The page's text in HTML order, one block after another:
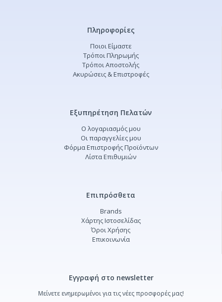
Πληροφορίες
Ποιοι Είμαστε
Τρόποι Πληρωμής
Τρόποι Αποστολής
Ακυρώσεις & Επιστροφές
Εξυπηρέτηση Πελατών
Ο λογαριασμός μου
Οι παραγγελίες μου
Φόρμα Επιστροφής Προϊόντων
Λίστα Επιθυμιών
Επιπρόσθετα
Brands
Χάρτης Ιστοσελίδας
Όροι Χρήσης
Επικοινωνία
Εγγραφή στο newsletter
Μείνετε ενημερωμένοι για τις νέες προσφορές μας!